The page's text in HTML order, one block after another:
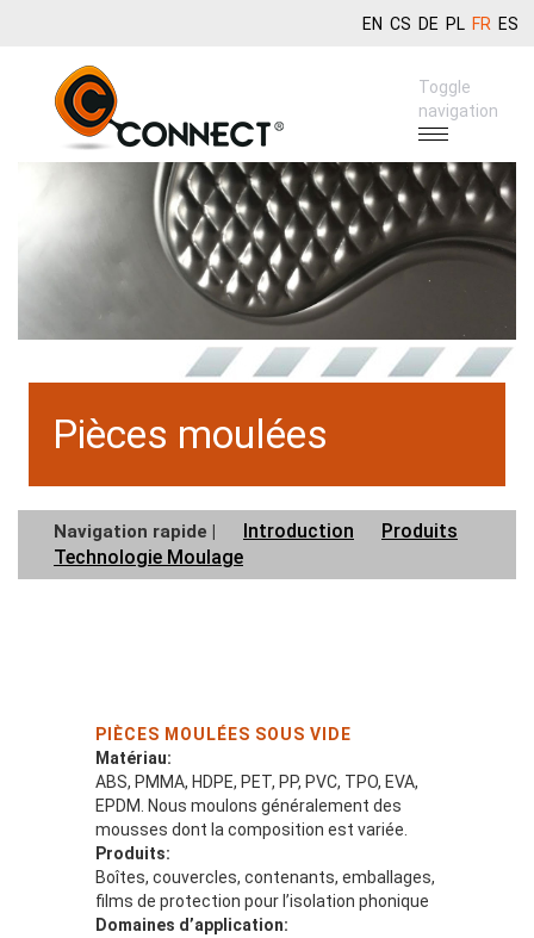
EN CS DE PL FR ES
Toggle
navigation
Pièces moulées
Navigation rapide | Introduction
Produits
Technologie Moulage
PIÈCES MOULÉES SOUS VIDE
Matériau:
ABS, PMMA, HDPE, PET, PP, PVC, TPO, EVA,
EPDM. Nous moulons généralement des
mousses dont la composition est variée.
Produits:
Boîtes, couvercles, contenants, emballages,
films de protection pour l’isolation phonique
Domaines d’application: